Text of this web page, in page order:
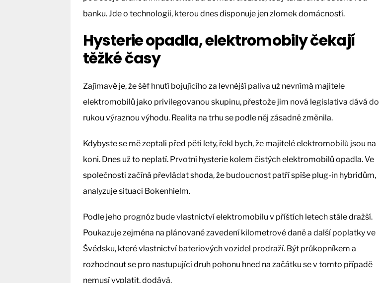
banku. Jde o technologii, kterou dnes disponuje jen zlomek domácností.
Hysterie opadla, elektromobily čekají
těžké časy
Zajímavé je, že šéf hnutí bojujícího za levnější paliva už nevnímá majitele
elektromobilů jako privilegovanou skupinu, přestože jim nová legislativa dává do
rukou výraznou výhodu. Realita na trhu se podle něj zásadně změnila.
Kdybyste se mě zeptali před pěti lety, řekl bych, že majitelé elektromobilů jsou na
koni. Dnes už to neplatí. Prvotní hysterie kolem čistých elektromobilů opadla. Ve
společnosti začíná převládat shoda, že budoucnost patří spíše plug-in hybridům,
analyzuje situaci Bokenhielm.
Podle jeho prognóz bude vlastnictví elektromobilu v příštích letech stále dražší.
Poukazuje zejména na plánované zavedení kilometrové daně a další poplatky ve
Švédsku, které vlastnictví bateriových vozidel prodraží. Být průkopníkem a
rozhodnout se pro nastupující druh pohonu hned na začátku se v tomto případě
nemusí vyplatit, dodává.